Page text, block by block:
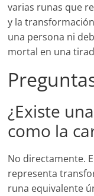
varias runas que
y la
una persona ni
mortal en una
¿Existe
como la
No directamente.
representa
runa equivalente